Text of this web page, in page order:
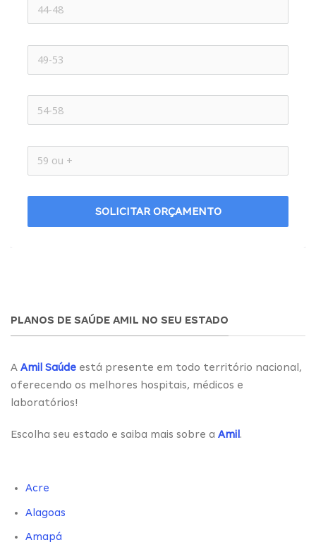
SOLICITAR ORÇAMENTO
PLANOS DE SAÚDE AMIL NO SEU ESTADO
A Amil Saúde está presente em todo território nacional,
oferecendo os melhores hospitais, médicos e
laboratórios!
Escolha seu estado e saiba mais sobre a Amil .
Acre
Alagoas
Amapá